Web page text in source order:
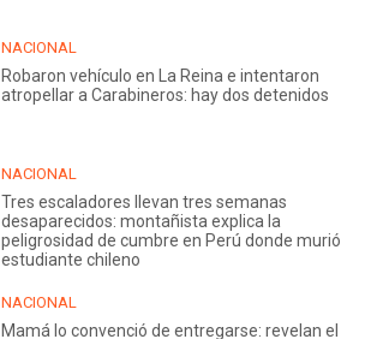
NACIONAL
Robaron vehículo en La Reina e intentaron
atropellar a Carabineros: hay dos detenidos
NACIONAL
Tres escaladores llevan tres semanas
desaparecidos: montañista explica la
peligrosidad de cumbre en Perú donde murió
estudiante chileno
NACIONAL
Mamá lo convenció de entregarse: revelan el